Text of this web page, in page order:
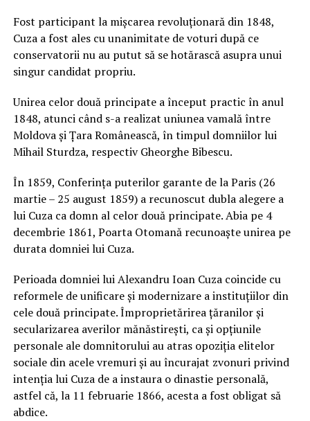
Fost participant la mişcarea revoluţionară din 1848,
Cuza a fost ales cu unanimitate de voturi după ce
conservatorii nu au putut să se hotărască asupra unui
singur candidat propriu.
Unirea celor două principate a început practic în anul
1848, atunci când s-a realizat uniunea vamală între
Moldova şi Ţara Românească, în timpul domniilor lui
Mihail Sturdza, respectiv Gheorghe Bibescu.
În 1859, Conferinţa puterilor garante de la Paris (26
martie – 25 august 1859) a recunoscut dubla alegere a
lui Cuza ca domn al celor două principate. Abia pe 4
decembrie 1861, Poarta Otomană recunoaşte unirea pe
durata domniei lui Cuza.
Perioada domniei lui Alexandru Ioan Cuza coincide cu
reformele de unificare şi modernizare a instituţiilor din
cele două principate. Împroprietărirea ţăranilor şi
secularizarea averilor mănăstireşti, ca şi opţiunile
personale ale domnitorului au atras opoziţia elitelor
sociale din acele vremuri şi au încurajat zvonuri privind
intenţia lui Cuza de a instaura o dinastie personală,
astfel că, la 11 februarie 1866, acesta a fost obligat să
abdice.